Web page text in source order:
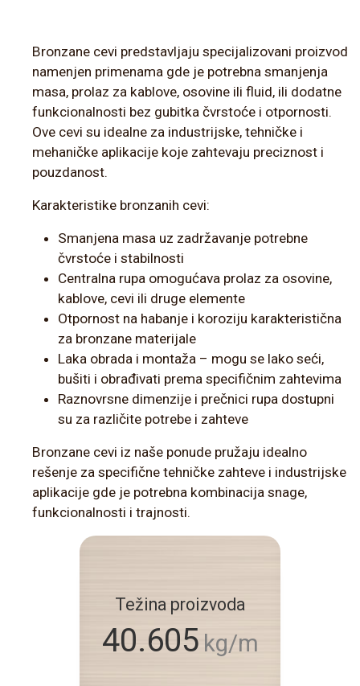
Bronzane cevi predstavljaju specijalizovani proizvod
namenjen primenama gde je potrebna smanjenja
masa, prolaz za kablove, osovine ili fluid, ili dodatne
funkcionalnosti bez gubitka čvrstoće i otpornosti.
Ove cevi su idealne za industrijske, tehničke i
mehaničke aplikacije koje zahtevaju preciznost i
pouzdanost.
Karakteristike bronzanih cevi:
Smanjena masa uz zadržavanje potrebne
čvrstoće i stabilnosti
Centralna rupa omogućava prolaz za osovine,
kablove, cevi ili druge elemente
Otpornost na habanje i koroziju karakteristična
za bronzane materijale
Laka obrada i montaža – mogu se lako seći,
bušiti i obrađivati prema specifičnim zahtevima
Raznovrsne dimenzije i prečnici rupa dostupni
su za različite potrebe i zahteve
Bronzane cevi iz naše ponude pružaju idealno
rešenje za specifične tehničke zahteve i industrijske
aplikacije gde je potrebna kombinacija snage,
funkcionalnosti i trajnosti.
Težina proizvoda
40.605 kg/m